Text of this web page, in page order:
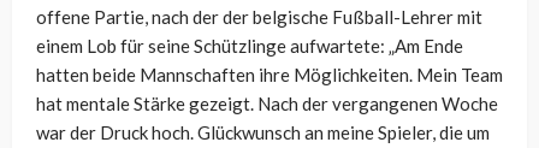
offene Partie, nach der der belgische Fußball-Lehrer mit
einem Lob für seine Schützlinge aufwartete: „Am Ende
hatten beide Mannschaften ihre Möglichkeiten. Mein Team
hat mentale Stärke gezeigt. Nach der vergangenen Woche
war der Druck hoch. Glückwunsch an meine Spieler, die um